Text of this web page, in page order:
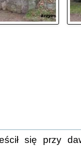
się przy